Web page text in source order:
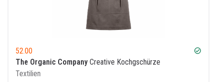
52.00 check_circle
The Organic Company Creative Kochgschürze
Textilien